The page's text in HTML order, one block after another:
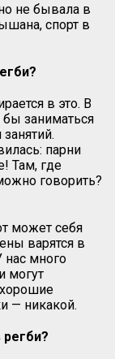
не бывала в
спорт в
в это. В
заниматься
парни
Там, где
говорить?
может себя
варятся в
нас много
могут
хорошие
— никакой.
регби?